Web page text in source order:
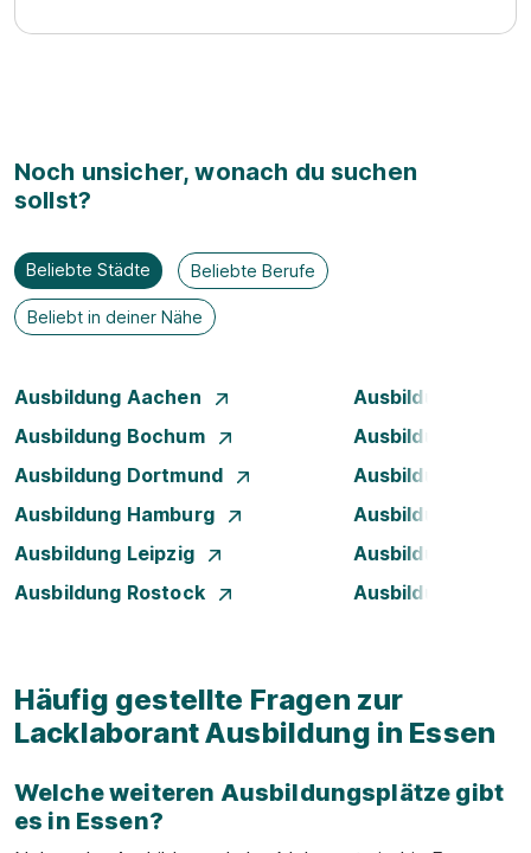
Noch unsicher, wonach du suchen
sollst?
Beliebte Städte Beliebte Berufe
Beliebt in deiner Nähe
Ausbildung Aachen
Ausbildung
Ausbildung Bochum
Ausbildung Bonn
Ausbildung Dortmund
Ausbildung
Ausbildung Hamburg
Ausbildung
Ausbildung Leipzig
Ausbildung
Ausbildung Rostock
Ausbildung
Häufig gestellte Fragen zur
Lacklaborant Ausbildung in Essen
Welche weiteren Ausbildungsplätze gibt
es in Essen?